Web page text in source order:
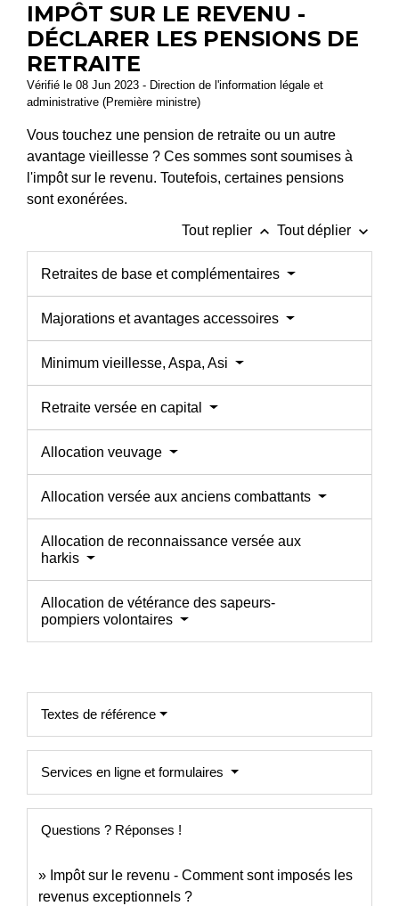
IMPÔT SUR LE REVENU -
DÉCLARER LES PENSIONS DE
RETRAITE
Vérifié le 08 Jun 2023 - Direction de l'information légale et
administrative (Première ministre)
Vous touchez une pension de retraite ou un autre
avantage vieillesse ? Ces sommes sont soumises à
l'impôt sur le revenu. Toutefois, certaines pensions
sont exonérées.
Tout replier keyboard_arrow_up Tout déplier keyboard_arrow_down
Retraites de base et complémentaires
Majorations et avantages accessoires
Minimum vieillesse, Aspa, Asi
Retraite versée en capital
Allocation veuvage
Allocation versée aux anciens combattants
Allocation de reconnaissance versée aux
harkis
Allocation de vétérance des sapeurs-
pompiers volontaires
Textes de référence
Services en ligne et formulaires
Questions ? Réponses !
Impôt sur le revenu - Comment sont imposés les
revenus exceptionnels ?